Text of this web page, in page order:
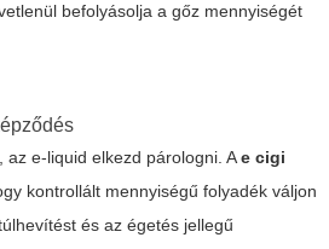
befolyásolja a gőz mennyiségét
az e-liquid elkezd párologni. Ae cigi
kontrollált mennyiségű folyadék váljon
és az égetés jellegű